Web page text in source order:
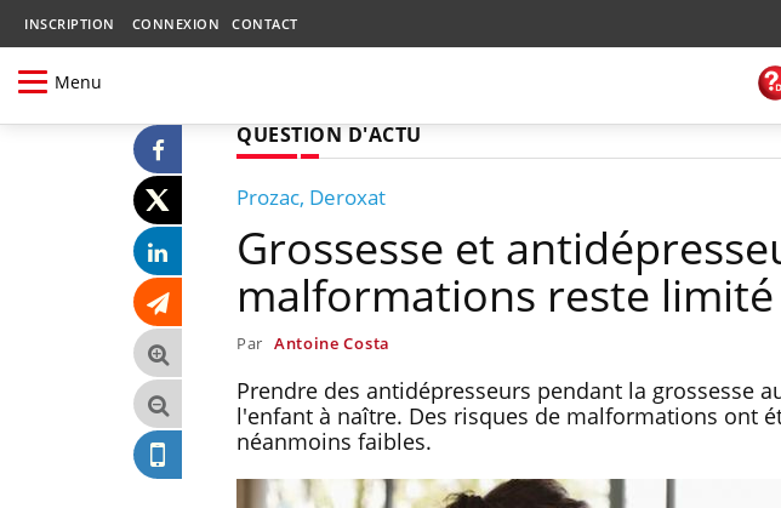
INSCRIPTION CONNEXION CONTACT
Menu
QUESTION D'ACTU
Prozac, Deroxat
Grossesse et
malformations reste limité
Par Antoine Costa
Prendre des antidépresseurs pendant la grossesse
l'enfant à naître. Des risques de malformations ont
néanmoins faibles.